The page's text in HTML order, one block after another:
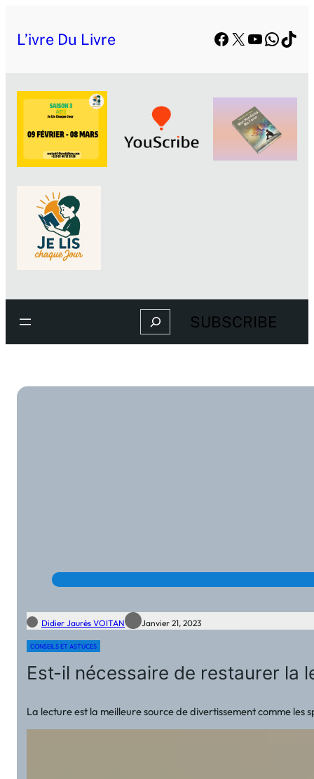
L’ivre Du Livre Facebook
X YouTube
Search SUBSCRIBE
Didier Jaurès VOITAN Janvier 21, 2023
CONSEILS ET ASTUCES
Est-il nécessaire de restaurer la
La lecture est la meilleure source de divertissement comme